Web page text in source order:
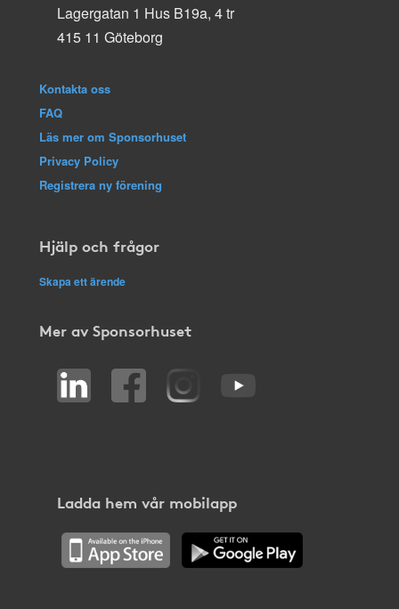
Lagergatan 1 Hus B19a, 4 tr
415 11 Göteborg
Kontakta oss
FAQ
Läs mer om Sponsorhuset
Privacy Policy
Registrera ny förening
Hjälp och frågor
Skapa ett ärende
Mer av Sponsorhuset
Ladda hem vår mobilapp